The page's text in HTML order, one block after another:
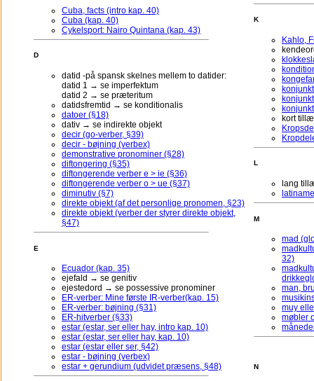
Cuba, facts (intro kap. 40)
Cuba (kap. 40)
Cykelsport: Nairo Quintana (kap. 43)
D
datid -på spansk skelnes mellem to datider:
datid 1 → se imperfektum
datid 2 → se præteritum
datidsfremtid → se konditionalis
datoer (§18)
dativ → se indirekte objekt
decir (go-verber, §39)
decir - bøjning (verbex)
demonstrative pronominer (§28)
diftongering (§35)
diftongerende verber e > ie (§36)
diftongerende verber o > ue (§37)
diminutiv (§7)
direkte objekt (af det personlige pronomen, §23)
direkte objekt (verber der styrer direkte objekt,
§47)
E
Ecuador (kap. 35)
ejefald → se genitiv
ejestedord → se possessive pronominer
ER-verber: Mine første IR-verber(kap. 15)
ER-verber: bøjning (§31)
ER-hitverber (§33)
estar (estar, ser eller hay, intro kap. 10)
estar (estar, ser eller hay, kap. 10)
estar (estar eller ser, §42)
estar - bøjning (verbex)
estar + gerundium (udvidet præsens, §48)
K
Kahlo,
kort
L
lang
M
mad
32)
man,
muy
møbler
N